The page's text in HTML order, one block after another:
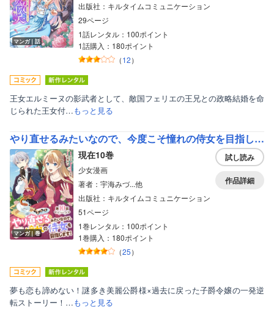
マンガ｜話
出版社：キルタイムコミュニケーション
29ページ
1話レンタル：100ポイント
1話購入：180ポイント
（12）
王女エルミーヌの影武者として、敵国フェリエの王兄との政略結婚を命
じられた王女付…もっと見る
やり直せるみたいなので、今度こそ憧れの侍女を目指します！
マンガ｜巻
現在10巻
少女漫画
著者：宇海みづ...他
出版社：キルタイムコミュニケーション
51ページ
1巻レンタル：100ポイント
1巻購入：180ポイント
（25）
試し読み
作品詳細
夢も恋も諦めない！謎多き美麗公爵様×過去に戻った子爵令嬢の一発逆
転ストーリー！…もっと見る
ボーイズラブ
ティーンズラブ
美女・美少女
女性写真集